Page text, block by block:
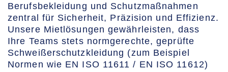
Berufsbekleidung und Schutzmaßnahmen
zentral für Sicherheit, Präzision und Effizienz.
Unsere Mietlösungen gewährleisten, dass
Ihre Teams stets normgerechte, geprüfte
Schweißerschutzkleidung (zum Beispiel
Normen wie EN ISO 11611 / EN ISO 11612)